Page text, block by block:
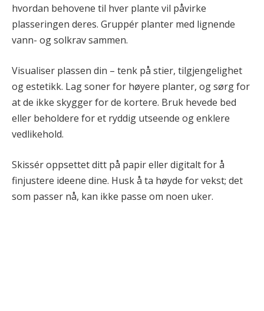
hvordan behovene til hver plante vil påvirke
plasseringen deres. Gruppér planter med lignende
vann- og solkrav sammen.
Visualiser plassen din – tenk på stier, tilgjengelighet
og estetikk. Lag soner for høyere planter, og sørg for
at de ikke skygger for de kortere. Bruk hevede bed
eller beholdere for et ryddig utseende og enklere
vedlikehold.
Skissér oppsettet ditt på papir eller digitalt for å
finjustere ideene dine. Husk å ta høyde for vekst; det
som passer nå, kan ikke passe om noen uker.